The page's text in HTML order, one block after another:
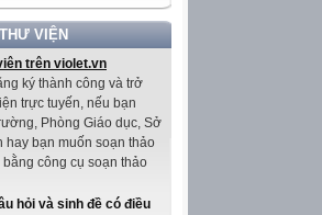
VIỆN
trên violet.vn
ký thành công và trở
trực tuyến, nếu bạn
Phòng Giáo dục, Sở
hay bạn muốn soạn thảo
công cụ soạn thảo
hỏi và sinh đề có điều